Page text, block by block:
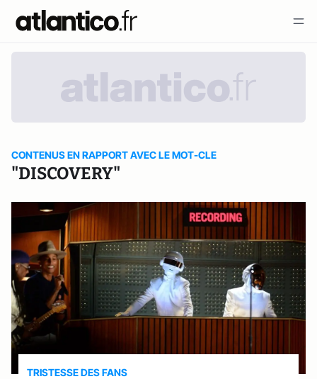
CONTENUS EN RAPPORT AVEC LE MOT-CLE
"DISCOVERY"
TRISTESSE DES FANS